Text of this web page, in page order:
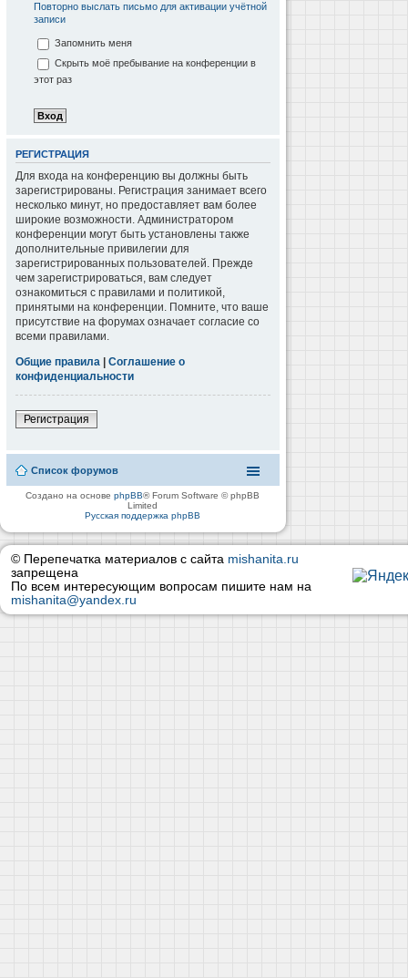
Повторно выслать письмо для активации учётной
записи
Запомнить меня
Скрыть моё пребывание на конференции в
этот раз
РЕГИСТРАЦИЯ
Для входа на конференцию вы должны быть
зарегистрированы. Регистрация занимает всего
несколько минут, но предоставляет вам более
широкие возможности. Администратором
конференции могут быть установлены также
дополнительные привилегии для
зарегистрированных пользователей. Прежде
чем зарегистрироваться, вам следует
ознакомиться с правилами и политикой,
принятыми на конференции. Помните, что ваше
присутствие на форумах означает согласие со
всеми правилами.
Общие правила | Соглашение о
конфиденциальности
Регистрация
Список форумов
Создано на основеphpBB® Forum Software © phpBB
Limited
Русская поддержка phpBB
© Перепечатка материалов с сайта mishanita.ru
запрещена
По всем интересующим вопросам пишите нам на
mishanita@yandex.ru